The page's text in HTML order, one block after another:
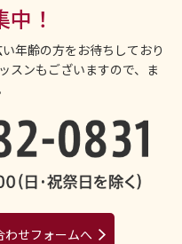
！
年齢の方をお待ちしており
スンもございますので、ま
わせフォームへ